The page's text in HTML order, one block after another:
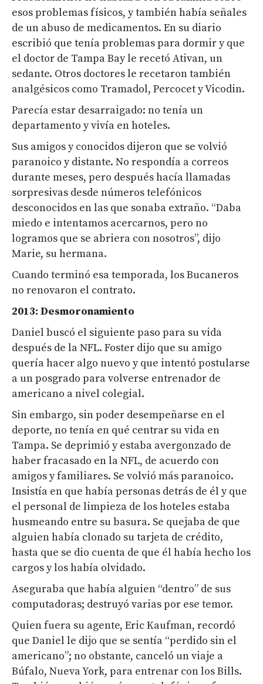
esos problemas físicos, y también había señales
de un abuso de medicamentos. En su diario
escribió que tenía problemas para dormir y que
el doctor de Tampa Bay le recetó Ativan, un
sedante. Otros doctores le recetaron también
analgésicos como Tramadol, Percocet y Vicodin.
Parecía estar desarraigado: no tenía un
departamento y vivía en hoteles.
Sus amigos y conocidos dijeron que se volvió
paranoico y distante. No respondía a correos
durante meses, pero después hacía llamadas
sorpresivas desde números telefónicos
desconocidos en las que sonaba extraño. “Daba
miedo e intentamos acercarnos, pero no
logramos que se abriera con nosotros”, dijo
Marie, su hermana.
Cuando terminó esa temporada, los Bucaneros
no renovaron el contrato.
2013: Desmoronamiento
Daniel buscó el siguiente paso para su vida
después de la NFL. Foster dijo que su amigo
quería hacer algo nuevo y que intentó postularse
a un posgrado para volverse entrenador de
americano a nivel colegial.
Sin embargo, sin poder desempeñarse en el
deporte, no tenía en qué centrar su vida en
Tampa. Se deprimió y estaba avergonzado de
haber fracasado en la NFL, de acuerdo con
amigos y familiares. Se volvió más paranoico.
Insistía en que había personas detrás de él y que
el personal de limpieza de los hoteles estaba
husmeando entre su basura. Se quejaba de que
alguien había clonado su tarjeta de crédito,
hasta que se dio cuenta de que él había hecho los
cargos y los había olvidado.
Aseguraba que había alguien “dentro” de sus
computadoras; destruyó varias por ese temor.
Quien fuera su agente, Eric Kaufman, recordó
que Daniel le dijo que se sentía “perdido sin el
americano”; no obstante, canceló un viaje a
Búfalo, Nueva York, para entrenar con los Bills.